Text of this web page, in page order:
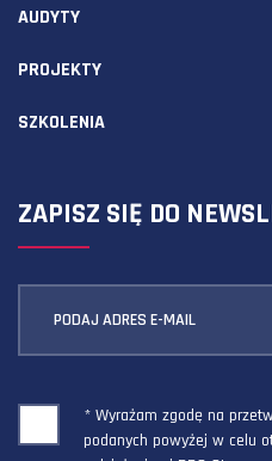
AUDYTY
PROJEKTY
SZKOLENIA
ZAPISZ SIĘ DO
PODAJ ADRES E-MAIL
* Wyrażam zgodę na
podanych powyżej w celu